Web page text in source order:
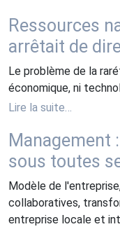
Ressources
arrêtait de
Le problème de la
économique, ni
Lire la suite…
Management
sous toutes
Modèle de
collaboratives,
entreprise locale et